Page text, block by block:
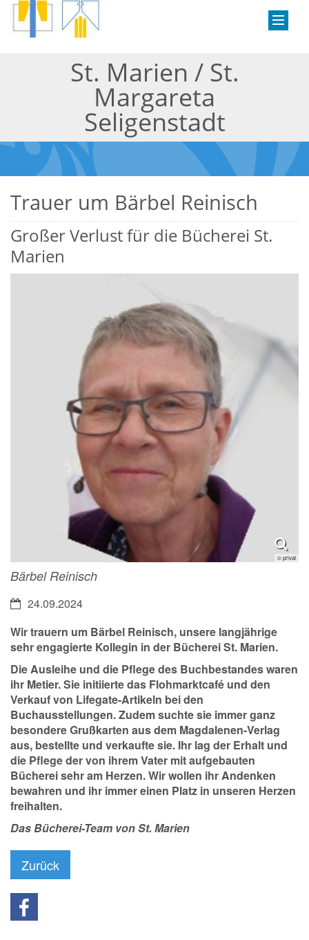
St. Marien / St.
Margareta
Seligenstadt
Trauer um Bärbel Reinisch
Großer Verlust für die Bücherei St.
Marien
© privat
Bärbel Reinisch
Datum:24.09.2024
Wir trauern um Bärbel Reinisch, unsere langjährige
sehr engagierte Kollegin in der Bücherei St. Marien.
Die Ausleihe und die Pflege des Buchbestandes waren
ihr Metier. Sie initiierte das Flohmarktcafé und den
Verkauf von Lifegate-Artikeln bei den
Buchausstellungen. Zudem suchte sie immer ganz
besondere Grußkarten aus dem Magdalenen-Verlag
aus, bestellte und verkaufte sie. Ihr lag der Erhalt und
die Pflege der von ihrem Vater mit aufgebauten
Bücherei sehr am Herzen. Wir wollen ihr Andenken
bewahren und ihr immer einen Platz in unseren Herzen
freihalten.
Das Bücherei-Team von St. Marien
Zurück